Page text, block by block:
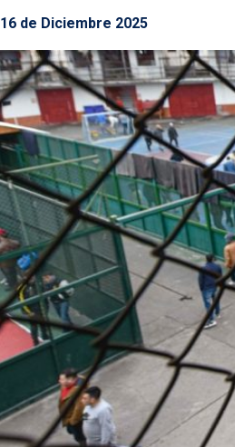
16 de Diciembre 2025